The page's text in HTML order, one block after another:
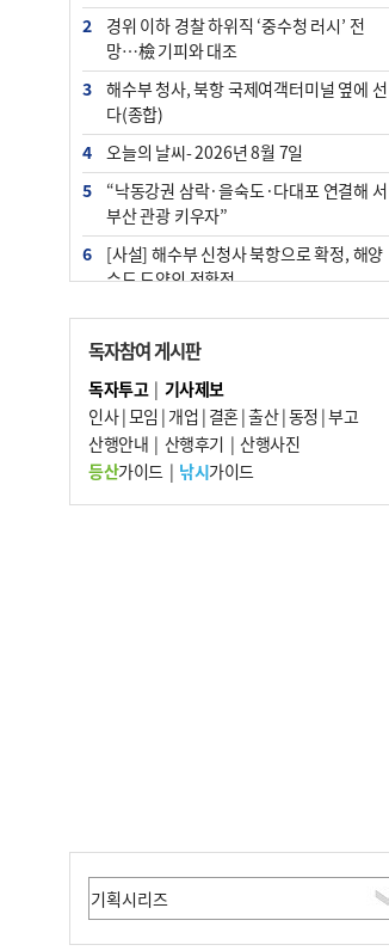
2
경위 이하 경찰 하위직 ‘중수청 러시’ 전
망…檢 기피와 대조
3
해수부 청사, 북항 국제여객터미널 옆에 선
다(종합)
4
오늘의 날씨- 2026년 8월 7일
5
“낙동강권 삼락·을숙도·다대포 연결해 서
부산 관광 키우자”
6
[사설] 해수부 신청사 북항으로 확정, 해양
수도 도약의 전환점
7
피란마을 67년 역사인데…전교생 24명 아
미초 통폐합 기로
8
부울경 주말부터 비소식…‘극한 폭염’ 한풀
꺾일 듯
9
외국인 선원 ‘인신매매 경유지’ 된 부산…
우려가 현실로
10 부산 청소년 극지탐험대 8인, 열흘간 북극
독자참여 게시판
독자투고| 기사제보
인사|모임 | 개업 | 결혼|출산|동정 |부고
산행안내 | 산행후기 | 산행사진
등산가이드| 낚시가이드